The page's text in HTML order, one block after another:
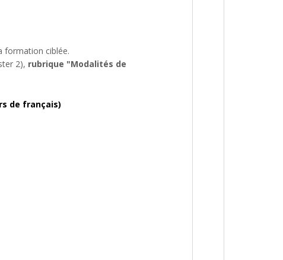
formation ciblée.
2), rubrique "Modalités de
de français)